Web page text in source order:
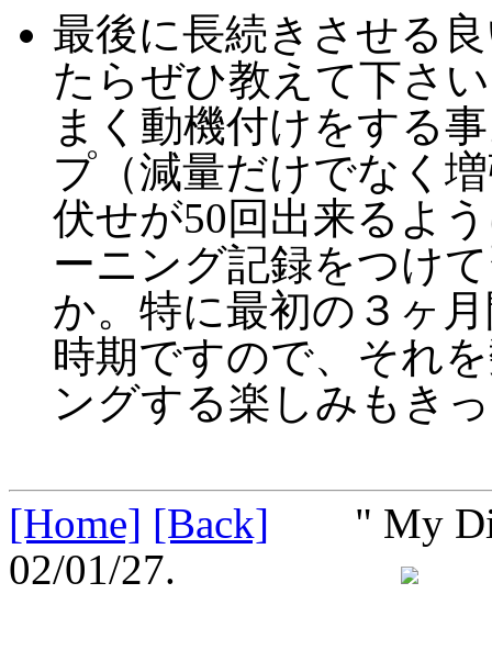
最後に長続きさせる
たらぜひ教えて下さ
まく動機付けをする
プ（減量だけでなく
伏せが50回出来るよ
ーニング記録をつけ
か。特に最初の３ヶ
時期ですので、それ
ングする楽しみもき
[Home] [Back] " My
02/01/27.